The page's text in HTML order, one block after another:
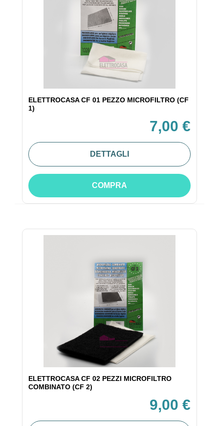
ELETTROCASA CF 01 PEZZO MICROFILTRO (CF
1)
7,00 €
DETTAGLI
COMPRA
ELETTROCASA CF 02 PEZZI MICROFILTRO
COMBINATO (CF 2)
9,00 €